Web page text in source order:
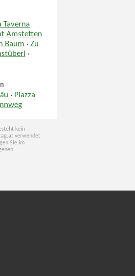
Taverna
Amstetten
Baum ·Zu
·
· Piazza
kein
verwendet
Sie im